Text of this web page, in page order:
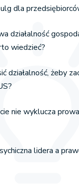
dla
działalność
wiedzieć?
działalność, żeby
nie wyklucza
lidera a